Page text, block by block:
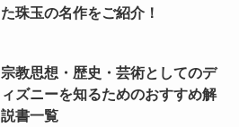
た珠玉の名作をご紹介！
宗教思想・歴史・芸術としてのデ
ィズニーを知るためのおすすめ解
説書一覧